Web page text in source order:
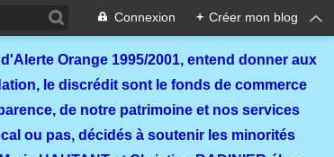
Connexion + Créer mon blog
Orange 1995/2001, entend donner aux
le discrédit sont le fonds de commerce
de notre patrimoine et nos services
ou pas, décidés à soutenir les minorités